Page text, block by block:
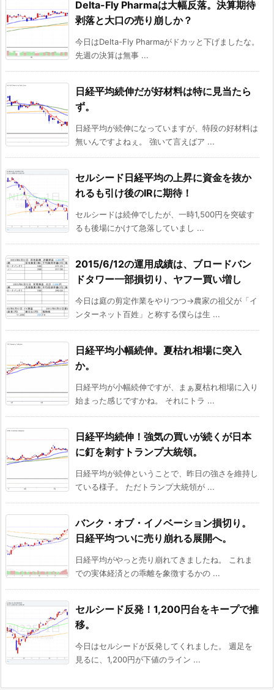
Delta-Fly Pharmaは大幅反落。決算期待
剥落と大口の売り崩しか？
今日はDelta-Fly Pharmaがドカッと下げましたな。
先週の決算は無事 ...
日経平均続伸だが好材料は特に見当たら
ず。
日経平均が続伸になっていますが、特段の好材料は
無いんですよねぇ。 強いて言えばア ...
セルシード日経平均の上昇に資金を抜か
れるも引け後のIRに期待！
セルシードは続伸でしたが、一時1,500円を突破す
るも後場にかけて急落していまし ...
2015/6/12の運用成績は、ブロードバン
ドタワー一部損切り、ヤフー買い増し
今日は庭の剪定作業をやりつつ→農家の祖父が「イ
ンターネット百姓」と称する僕らは生 ...
日経平均小幅続伸。夏枯れ相場に突入
か。
日経平均が小幅続伸ですが、まぁ夏枯れ相場に入り
始まった感じですかね。 それにトラ ...
日経平均続伸！強気の買いが続くが日本
に釘を刺すトランプ大統領。
日経平均が続伸ということで、昨日の強さを維持し
ている様子。 ただトランプ大統領が ...
バンク・オブ・イノベーション損切り。
日経平均ついに売り崩れる展開へ。
日経平均がやっと売り崩れてきましたね。 これま
での実体経済との乖離を象徴するかの ...
セルシード反発！1,200円台をキープで推
移。
今日はセルシードが反発してくれました。 週足を
見るに、1,200円が下値のライン ...